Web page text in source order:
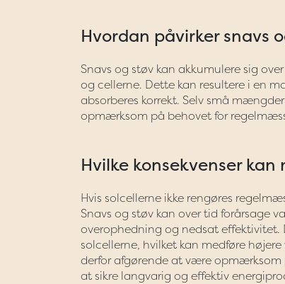
Hvordan påvirker snavs
Snavs og støv kan akkumulere sig
og cellerne. Dette kan resultere i en
absorberes korrekt. Selv små
opmærksom på behovet for
Hvilke konsekvenser
Hvis solcellerne ikke rengøres
Snavs og støv kan over tid forårsage
overophedning og nedsat effektivitet.
solcellerne, hvilket kan medføre
derfor afgørende at være opmærksom
at sikre langvarig og effektiv